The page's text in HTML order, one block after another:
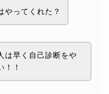
やってくれた？
は早く自己診断をや
！！